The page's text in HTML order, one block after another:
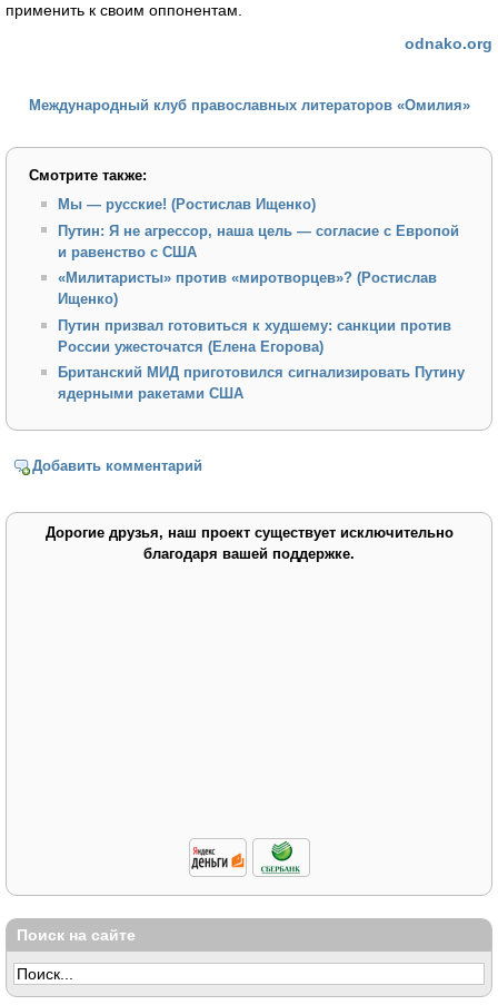
применить к своим оппонентам.
odnako.org
Международный клуб православных литераторов «Омилия»
Смотрите также:
Мы — русские! (Ростислав Ищенко)
Путин: Я не агрессор, наша цель — согласие с Европой
и равенство с США
«Милитаристы» против «миротворцев»? (Ростислав
Ищенко)
Путин призвал готовиться к худшему: санкции против
России ужесточатся (Елена Егорова)
Британский МИД приготовился сигнализировать Путину
ядерными ракетами США
Добавить комментарий
Дорогие друзья, наш проект существует исключительно
благодаря вашей поддержке.
Поиск на сайте